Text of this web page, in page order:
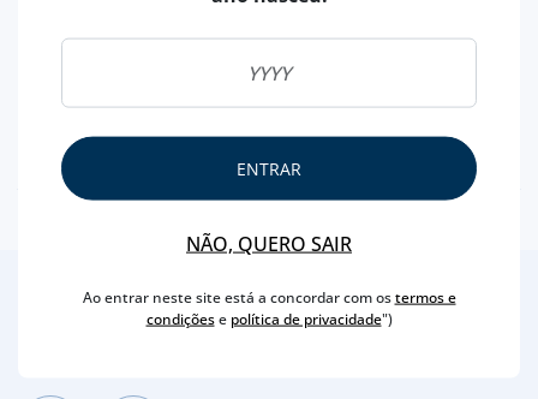
CAPACIDADE 75 CL
ENÓLOGO
ENTRAR
NÃO, QUERO SAIR
Ao entrar neste site está a concordar com ostermos e
condiçõese política de privacidade")